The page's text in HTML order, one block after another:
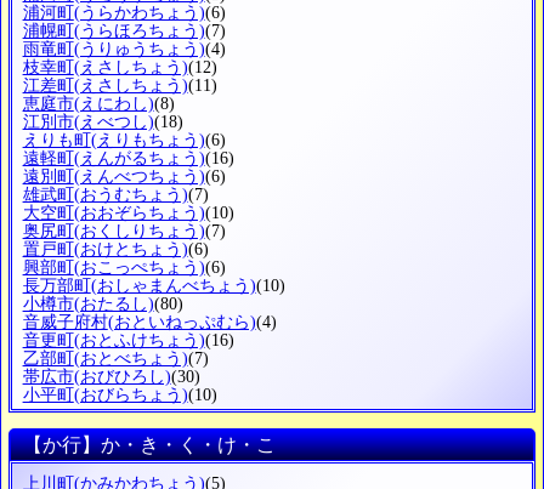
浦河町 (うらかわちょう)(6)
浦幌町 (うらほろちょう)(7)
雨竜町 (うりゅうちょう)(4)
枝幸町 (えさしちょう)(12)
江差町 (えさしちょう)(11)
恵庭市(えにわし)(8)
江別市(えべつし)(18)
えりも町 (えりもちょう)(6)
遠軽町 (えんがるちょう)(16)
遠別町 (えんべつちょう)(6)
雄武町 (おうむちょう)(7)
大空町 (おおぞらちょう)(10)
奥尻町 (おくしりちょう)(7)
置戸町 (おけとちょう)(6)
興部町 (おこっぺちょう)(6)
長万部町 (おしゃまんべちょう)(10)
小樽市(おたるし)(80)
音威子府村(おといねっぷむら)(4)
音更町 (おとふけちょう)(16)
乙部町 (おとべちょう)(7)
帯広市(おびひろし)(30)
小平町 (おびらちょう)(10)
【か行】か・き・く・け・こ
上川町(かみかわちょう)(5)